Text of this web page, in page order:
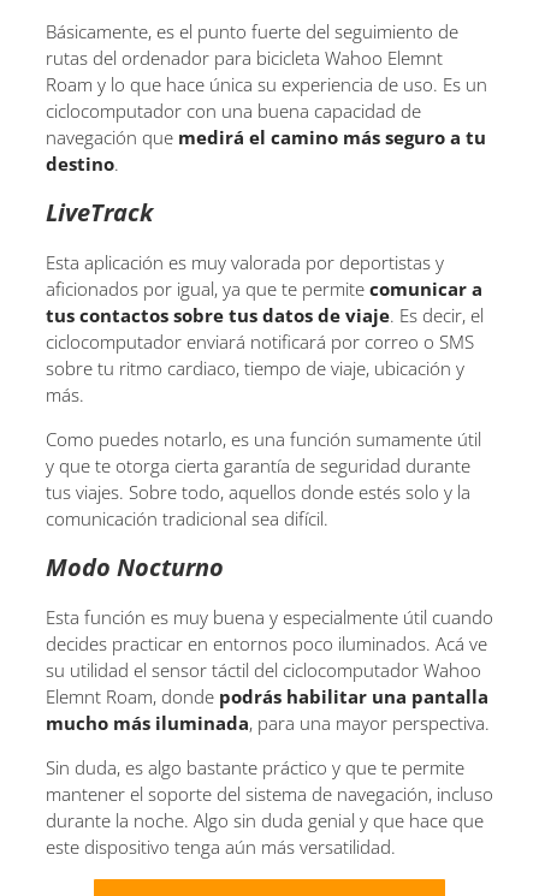
Básicamente, es el punto fuerte del seguimiento de
rutas del ordenador para bicicleta Wahoo Elemnt
Roam y lo que hace única su experiencia de uso. Es un
ciclocomputador con una buena capacidad de
navegación que medirá el camino más seguro a tu
destino.
LiveTrack
Esta aplicación es muy valorada por deportistas y
aficionados por igual, ya que te permite comunicar a
tus contactos sobre tus datos de viaje. Es decir, el
ciclocomputador enviará notificará por correo o SMS
sobre tu ritmo cardiaco, tiempo de viaje, ubicación y
más.
Como puedes notarlo, es una función sumamente útil
y que te otorga cierta garantía de seguridad durante
tus viajes. Sobre todo, aquellos donde estés solo y la
comunicación tradicional sea difícil.
Modo Nocturno
Esta función es muy buena y especialmente útil cuando
decides practicar en entornos poco iluminados. Acá ve
su utilidad el sensor táctil del ciclocomputador Wahoo
Elemnt Roam, donde podrás habilitar una pantalla
mucho más iluminada, para una mayor perspectiva.
Sin duda, es algo bastante práctico y que te permite
mantener el soporte del sistema de navegación, incluso
durante la noche. Algo sin duda genial y que hace que
este dispositivo tenga aún más versatilidad.